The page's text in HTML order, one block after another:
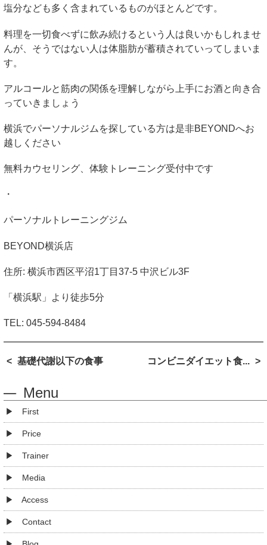
塩分なども多く含まれているものがほとんどです。
料理を一切食べずに飲み続けるという人は良いかもしれませ
んが、そうではない人は体脂肪が蓄積されていってしまいま
す。
アルコールと筋肉の関係を理解しながら上手にお酒と向き合
っていきましょう
横浜でパーソナルジムを探している方は是非BEYONDへお
越しください
無料カウセリング、体験トレーニング受付中です
・
パーソナルトレーニングジム
BEYOND横浜店
住所: 横浜市西区平沼1丁目 37-5 中沢ビル3F
「横浜駅」より徒歩5分
TEL: 045-594-8484
基礎代謝以下の食事 コンビニダイエット食...
Menu
First
Price
Trainer
Media
Access
Contact